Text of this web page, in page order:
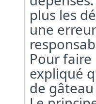
plus les
une
Pour
expliqué
de